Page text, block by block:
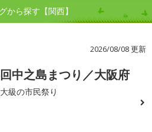
から探す【関西】
2026/08/08 更新
中之島まつり／大阪府
級の市民祭り